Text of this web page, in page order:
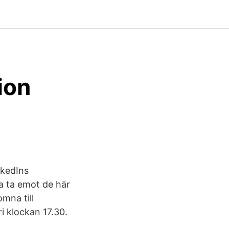
ta emot de här
till
klockan 17.30.